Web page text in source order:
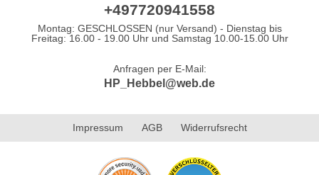
+497720941558
Montag: GESCHLOSSEN (nur Versand) - Dienstag bis
Freitag: 16.00 - 19.00 Uhr und Samstag 10.00-15.00 Uhr
Anfragen per E-Mail:
HP_Hebbel@web.de
Impressum AGB Widerrufsrecht